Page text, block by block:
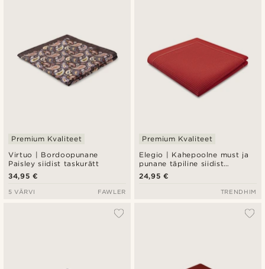
Virtuo | Bordoopunane
Paisley siidist taskurätt
Premium Kvaliteet
34,95 €
5 VÄRVI FAWLER
Elegio | Kahepoolne must ja
punane täpiline siidist
taskurätik
Premium Kvaliteet
24,95 €
TRENDHIM